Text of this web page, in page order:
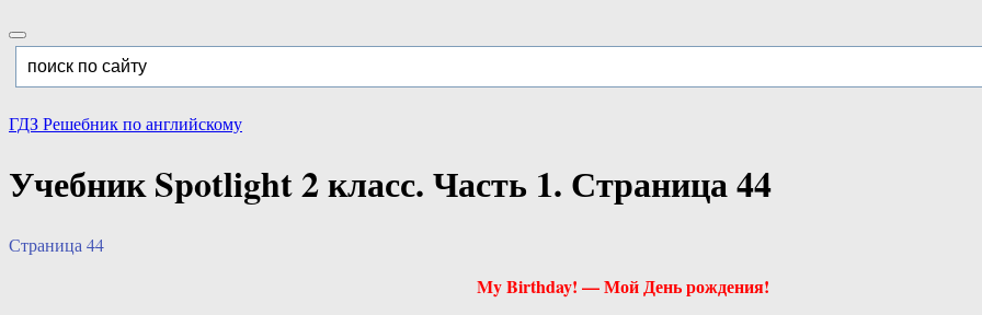
ГДЗ Решебник по английскому
Учебник Spotlight 2 класс. Часть 1. Страница 44
Страница 44
My Birthday! — Мой День рождения!